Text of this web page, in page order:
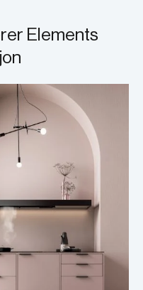
Elements